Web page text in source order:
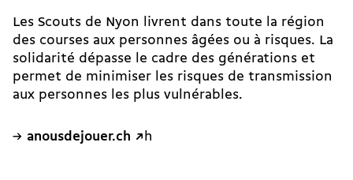
Les Scouts de Nyon livrent dans toute la région
des courses aux personnes âgées ou à risques. La
solidarité dépasse le cadre des générations et
permet de minimiser les risques de transmission
aux personnes les plus vulnérables.
anousdejouer.ch ↗ h